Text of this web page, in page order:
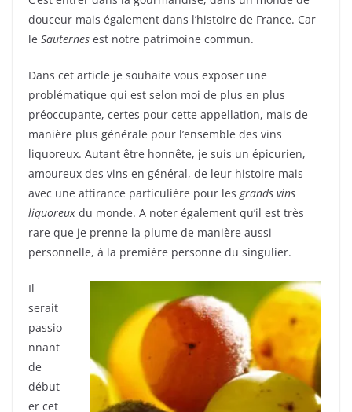
douceur mais également dans l’histoire de France. Car
le Sauternes est notre patrimoine commun.
Dans cet article je souhaite vous exposer une
problématique qui est selon moi de plus en plus
préoccupante, certes pour cette appellation, mais de
manière plus générale pour l’ensemble des vins
liquoreux. Autant être honnête, je suis un épicurien,
amoureux des vins en général, de leur histoire mais
avec une attirance particulière pour les grands vins
liquoreux du monde. A noter également qu’il est très
rare que je prenne la plume de manière aussi
personnelle, à la première personne du singulier.
Il
serait
passio
nnant
de
début
er cet